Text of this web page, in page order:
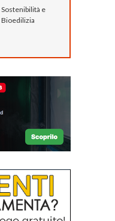
Prevenzione
incendi
Ristrutturazioni
Sostenibilità e
Bioedilizia